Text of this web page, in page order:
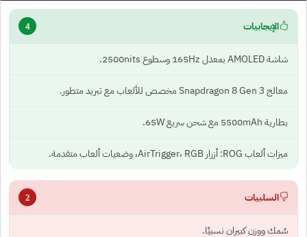
الإيجابيات 4
شاشة AMOLED بمعدل 165Hz وسطوع 2500nits.
معالج Snapdragon 8 Gen 3 مخصص للألعاب مع تبريد متطور.
بطارية 5500mAh مع شحن سريع 65W.
ميزات ألعاب ROG: أزرار AirTrigger، RGB، وضعيات ألعاب متقدمة.
السلبيات 2
سُمك ووزن كبيران نسبيًا.